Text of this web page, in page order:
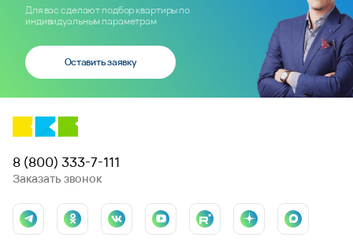
Для вас сделают подбор квартиры по
индивидуальным параметрам
Оставить заявку
8 (800) 333-7-111
Заказать звонок